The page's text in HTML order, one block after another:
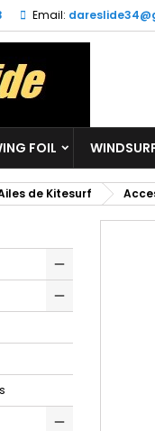
Email:
FOIL
de Kitesurf